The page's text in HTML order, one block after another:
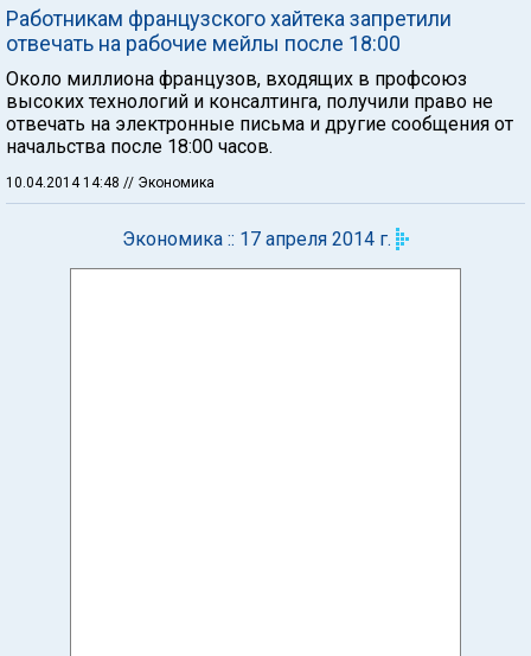
Работникам французского хайтека запретили
отвечать на рабочие мейлы после 18:00
Около миллиона французов, входящих в профсоюз
высоких технологий и консалтинга, получили право не
отвечать на электронные письма и другие сообщения от
начальства после 18:00 часов.
10.04.2014 14:48 // Экономика
Экономика :: 17 апреля 2014 г.